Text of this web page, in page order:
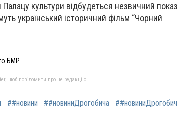
культури відбудеться незвичний показ
український історичний фільм “Чорний
БМР
щоб повідомити про це редакцію
##новини ##новиниДрогобича ##новиниДрогобич